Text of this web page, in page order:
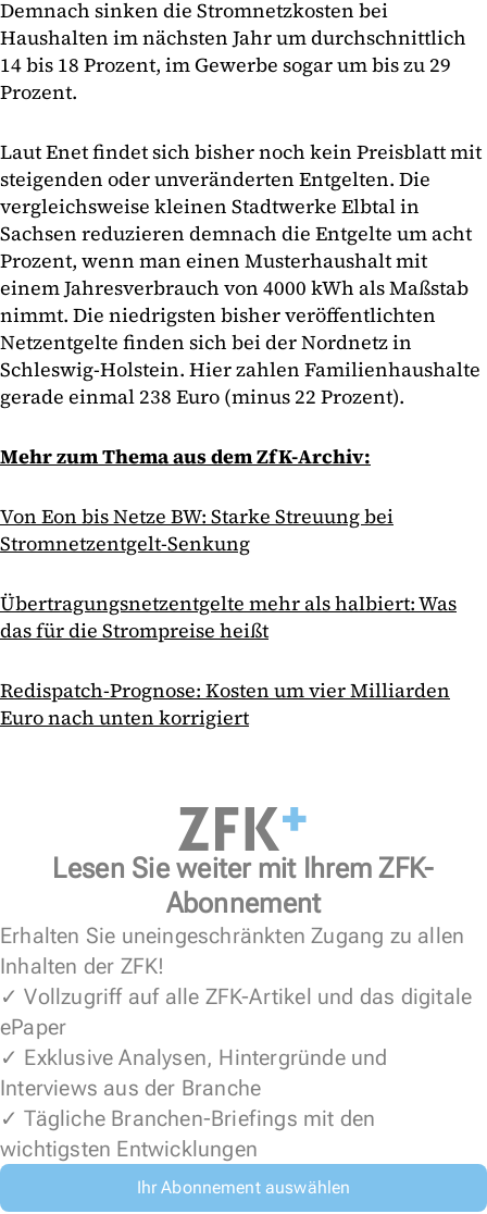
Demnach sinken die Stromnetzkosten bei
Haushalten im nächsten Jahr um durchschnittlich
14 bis 18 Prozent, im Gewerbe sogar um bis zu 29
Prozent.
Laut Enet findet sich bisher noch kein Preisblatt mit
steigenden oder unveränderten Entgelten. Die
vergleichsweise kleinen Stadtwerke Elbtal in
Sachsen reduzieren demnach die Entgelte um acht
Prozent, wenn man einen Musterhaushalt mit
einem Jahresverbrauch von 4000 kWh als Maßstab
nimmt. Die niedrigsten bisher veröffentlichten
Netzentgelte finden sich bei der Nordnetz in
Schleswig-Holstein. Hier zahlen Familienhaushalte
gerade einmal 238 Euro (minus 22 Prozent).
Mehr zum Thema aus dem ZfK-Archiv:
Von Eon bis Netze BW: Starke Streuung bei
Stromnetzentgelt-Senkung
Übertragungsnetzentgelte mehr als halbiert: Was
das für die Strompreise heißt
Redispatch-Prognose: Kosten um vier Milliarden
Euro nach unten korrigiert
Lesen Sie weiter mit Ihrem ZFK-
Abonnement
Erhalten Sie uneingeschränkten Zugang zu allen
Inhalten der ZFK!
✓ Vollzugriff auf alle ZFK-Artikel und das digitale
ePaper
✓ Exklusive Analysen, Hintergründe und
Interviews aus der Branche
✓ Tägliche Branchen-Briefings mit den
wichtigsten Entwicklungen
Ihr Abonnement auswählen